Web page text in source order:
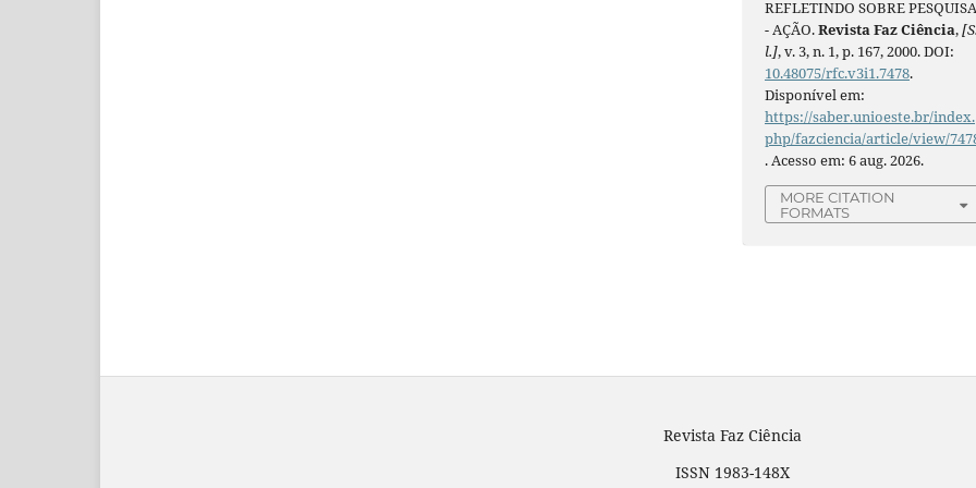
REFLETINDO SOBRE PESQUISA
- AÇÃO.Revista Faz Ciência,[S.
l.], v. 3, n. 1, p. 167, 2000. DOI:
10.48075/rfc.v3i1.7478.
Disponível em:
https://saber.unioeste.br/index.
php/fazciencia/article/view/
. Acesso em: 6 aug. 2026.
MORE CITATION
FORMATS
Revista Faz Ciência
ISSN 1983-148X